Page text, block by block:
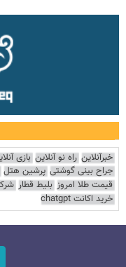
خبرآنلاین راه نو آنلاین بازی
جراح بینی گوشتی پرشین هتل
قیمت طلا امروز بلیط قطار
خرید اکانت chatgpt